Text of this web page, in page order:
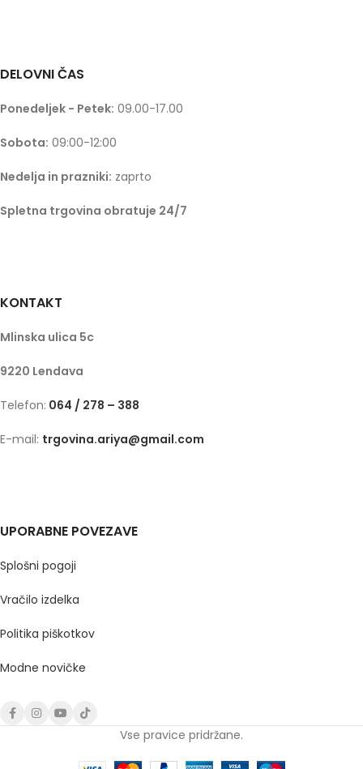
DELOVNI ČAS
Ponedeljek - Petek: 09.00-17.00
Sobota: 09:00-12:00
Nedelja in prazniki: zaprto
Spletna trgovina obratuje 24/7
KONTAKT
Mlinska ulica 5c
9220 Lendava
Telefon: 064 / 278 – 388
E-mail: trgovina.ariya@gmail.com
UPORABNE POVEZAVE
Splošni pogoji
Vračilo izdelka
Politika piškotkov
Modne novičke
Vse pravice pridržane.